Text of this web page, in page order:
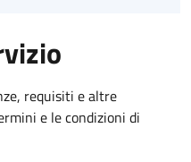
requisiti e altre
e le condizioni di